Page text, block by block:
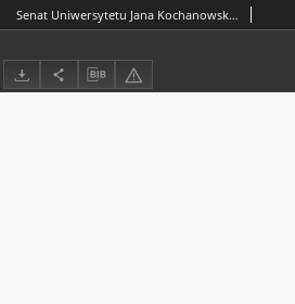
Senat Uniwersytetu Jana Kochanowskiego w Kielcach na wniosek Konwentu Doskonałości Naukowej uchwałą z 29 stycznia 2026 roku nadał tytuł Doctora Honoris Causa prof. dr. hab. n. med. Jackowi Dubielowi : wybitnemu polskiemu kardiologowi, profesorowi honorowemu Uniwersytetu Jagiellońskiego, jednemu z pionierów kardiologii interwencyjnej w Polsce oraz współtwórcy nowoczesnego inwazyjnego leczenia zawału serca i cenionemu opiekunowi kilku pokoleń lekarzy w Polsce i na świecie